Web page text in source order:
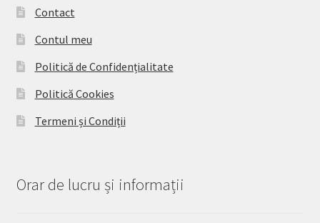
Contact
Contul meu
Politică de Confidențialitate
Politică Cookies
Termeni și Condiții
Orar de lucru și informații